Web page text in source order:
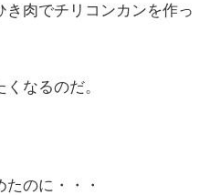
肉でチリコンカンを作っ
なるのだ。
のに・・・